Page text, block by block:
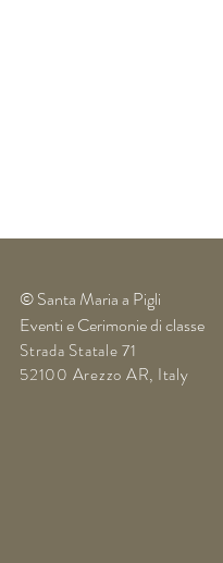
©Santa Maria a Pigli
Eventi e Cerimonie di classe
Strada Statale 71
52100 Arezzo AR, Italy